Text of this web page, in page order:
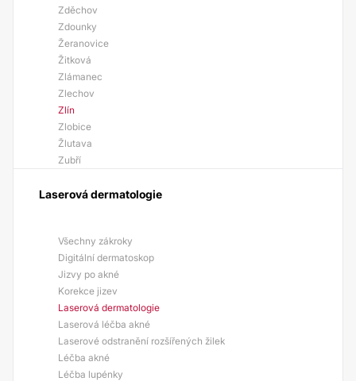
Zděchov
Zdounky
Žeranovice
Žitková
Zlámanec
Zlechov
Zlín
Zlobice
Žlutava
Zubří
Laserová dermatologie
Všechny zákroky
Digitální dermatoskop
Jizvy po akné
Korekce jizev
Laserová dermatologie
Laserová léčba akné
Laserové odstranění rozšířených žilek
Léčba akné
Léčba lupénky